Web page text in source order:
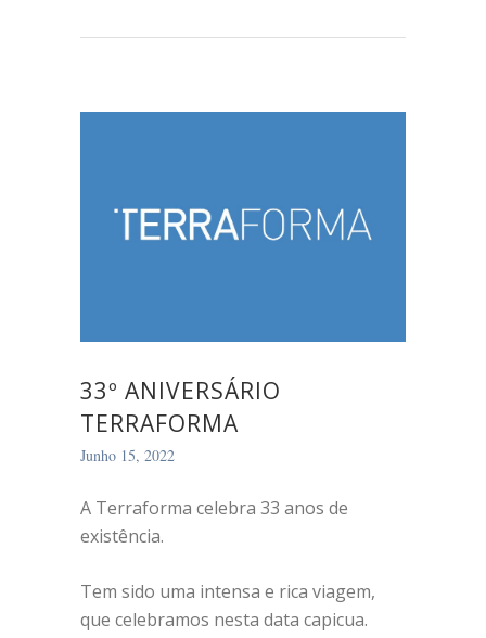
33º ANIVERSÁRIO
TERRAFORMA
Junho 15, 2022
A Terraforma celebra 33 anos de
existência.
Tem sido uma intensa e rica viagem,
que celebramos nesta data capicua.